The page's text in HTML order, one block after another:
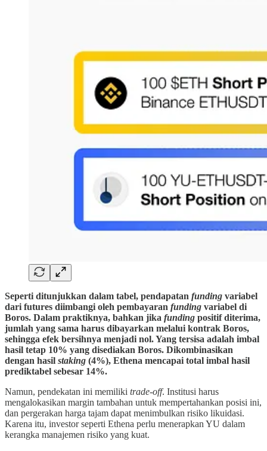
Seperti ditunjukkan dalam tabel, pendapatan funding variabel
dari futures diimbangi oleh pembayaran funding variabel di
Boros. Dalam praktiknya, bahkan jika funding positif diterima,
jumlah yang sama harus dibayarkan melalui kontrak Boros,
sehingga efek bersihnya menjadi nol. Yang tersisa adalah imbal
hasil tetap 10% yang disediakan Boros. Dikombinasikan
dengan hasil staking (4%), Ethena mencapai total imbal hasil
prediktabel sebesar 14%.
Namun, pendekatan ini memiliki trade-off. Institusi harus
mengalokasikan margin tambahan untuk mempertahankan posisi ini,
dan pergerakan harga tajam dapat menimbulkan risiko likuidasi.
Karena itu, investor seperti Ethena perlu menerapkan YU dalam
kerangka manajemen risiko yang kuat.